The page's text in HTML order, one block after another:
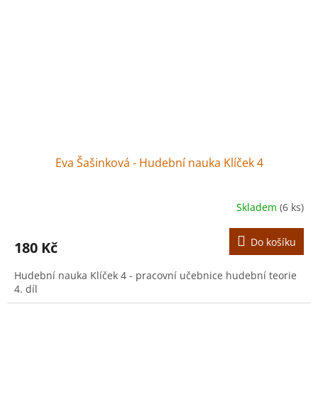
Eva Šašinková - Hudební nauka Klíček 4
Skladem (6 ks)
180 Kč Do košíku
Hudební nauka Klíček 4 - pracovní učebnice hudební teorie
4. díl